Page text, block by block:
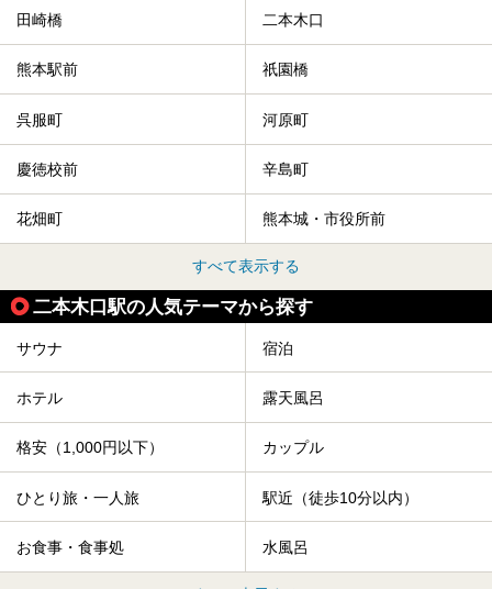
田崎橋 二本木口
熊本駅前 祇園橋
呉服町 河原町
慶徳校前 辛島町
花畑町 熊本城・市役所前
すべて表示する
二本木口駅の人気テーマから探す
サウナ 宿泊
ホテル 露天風呂
格安（1,000円以下） カップル
ひとり旅・一人旅 駅近（徒歩10分以内）
お食事・食事処 水風呂